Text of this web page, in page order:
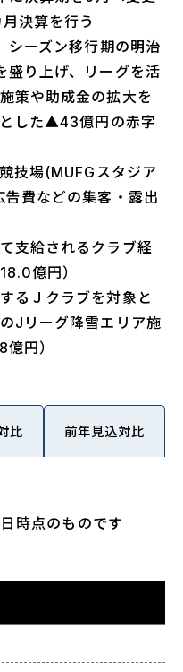
決算を行う
シーズン移行期の明治
盛り上げ、リーグを活
策や助成金の拡大を
した▲43億円の赤字
技場(MUFGスタジア
費などの集客・露出
支給されるクラブ経
億円）
るＪクラブを対象と
Jリーグ降雪エリア施
円）
比 前年見込対比
時点のものです